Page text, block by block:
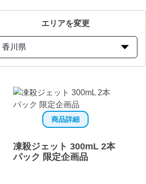
エリアを変更
香川県
商品詳細
凍殺ジェット 300mL 2本
パック 限定企画品